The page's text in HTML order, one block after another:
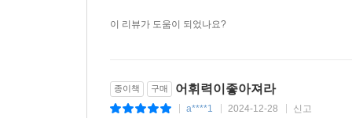
이 리뷰가 도움이 되었나요?
종이책 구매 어휘력이좋아져라
a****1 2024-12-28 신고